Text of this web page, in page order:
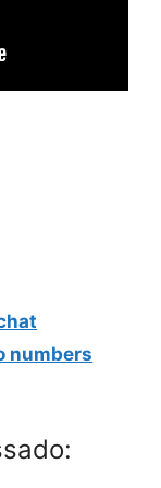
numbers